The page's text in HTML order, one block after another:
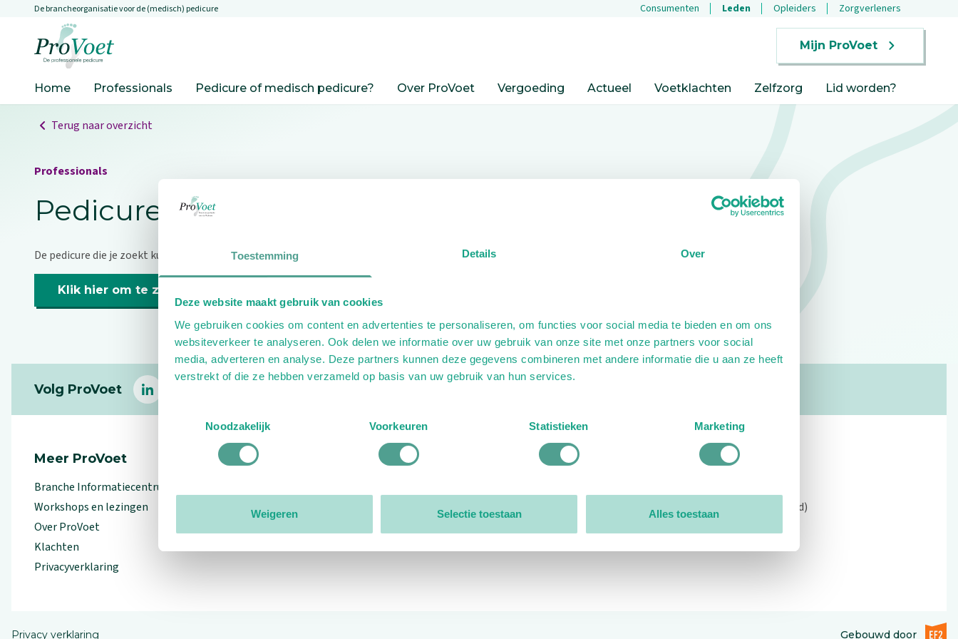
Toestemming Details Over
Deze website maakt gebruik van cookies
We gebruiken cookies om content en advertenties te personaliseren, om functies voor social media te bieden en om ons
websiteverkeer te analyseren. Ook delen we informatie over uw gebruik van onze site met onze partners voor social
media, adverteren en analyse. Deze partners kunnen deze gegevens combineren met andere informatie die u aan ze heeft
verstrekt of die ze hebben verzameld op basis van uw gebruik van hun services.
Noodzakelijk
Voorkeuren Statistieken Marketing
Weigeren Selectie toestaan Alles toestaan
Overslaan en naar de inhoud gaan
De brancheorganisatie voor de (medisch) pedicure Consumenten Leden Opleiders Zorgverleners
Mijn ProVoet
Home Professionals Pedicure of medisch pedicure? Over ProVoet Vergoeding Actueel Voetklachten Zelfzorg Lid worden?
Terug naar overzicht
Professionals
Pedicure niet gevonden
De pedicure die je zoekt kunnen we niet vinden.
Klik hier om te zoeken naar een andere pedicure.
Volg ProVoet
linkedin
Meer ProVoet
Branche Informatiecentrum
Workshops en lezingen
Over ProVoet
Klachten
Privacyverklaring
Organisatie
Open: 09:00 - 12:30 (alleen ochtend)
Privacy verklaring Gebouwd doorEF2